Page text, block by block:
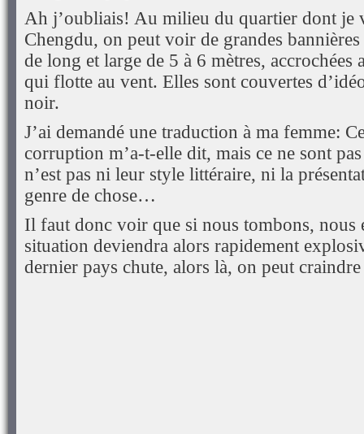
Ah j’oubliais! Au milieu du quartier dont je
Chengdu, on peut voir de grandes
de long et large de 5 à 6 mètres, accrochées
qui flotte au vent. Elles sont couvertes
noir.
J’ai demandé une traduction à ma femme:
corruption m’a-t-elle dit, mais ce ne sont
n’est pas ni leur style littéraire, ni la
genre de chose…
Il faut donc voir que si nous tombons, nous
situation deviendra alors rapidement
dernier pays chute, alors là, on peut